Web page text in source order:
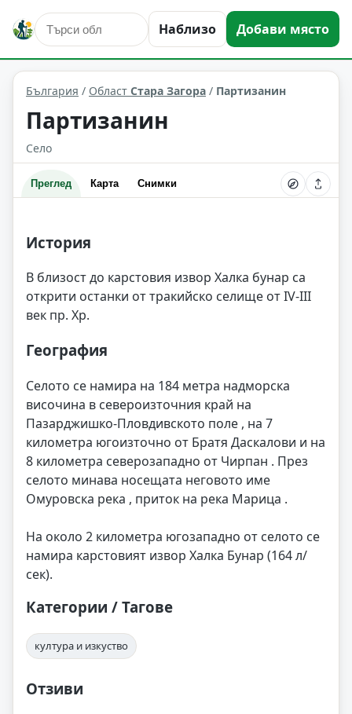
Наблизо Добави място
Партизанин Област: Стара Загора
България / Област Стара Загора / Партизанин
Партизанин
Село
Преглед Карта Снимки
История
В близост до карстовия извор Халка бунар са
открити останки от тракийско селище от IV-III
век пр. Хр.
География
Селото се намира на 184 метра надморска
височина в североизточния край на
Пазарджишко-Пловдивското поле , на 7
километра югоизточно от Братя Даскалови и на
8 километра северозападно от Чирпан . През
селото минава носещата неговото име
Омуровска река , приток на река Марица .
На около 2 километра югозападно от селото се
намира карстовият извор Халка Бунар (164 л/
сек).
Категории / Тагове
култура и изкуство
Отзиви